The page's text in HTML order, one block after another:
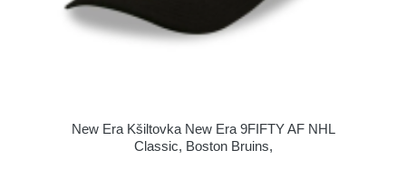
New Era Kšiltovka New Era 9FIFTY AF NHL
Classic, Boston Bruins,